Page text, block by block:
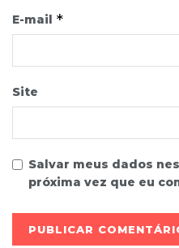
E-mail *
Site
Salvar meus dados
próxima vez que eu